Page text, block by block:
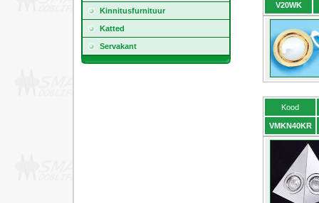
Kinnitusfurnituur
Katted
Servakant
V20WK
Kood
VMKN40KR